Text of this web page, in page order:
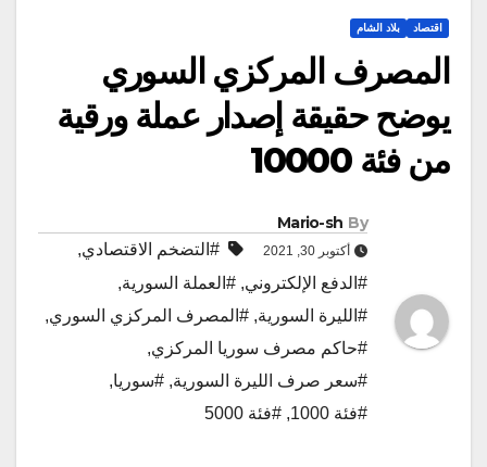
اقتصاد بلاد الشام
المصرف المركزي السوري
يوضح حقيقة إصدار عملة ورقية
من فئة 10000
By
Mario-sh
أكتوبر 30, 2021 #التضخم الاقتصادي,
#الدفع الإلكتروني, #العملة السورية,
#الليرة السورية, #المصرف المركزي السوري,
#حاكم مصرف سوريا المركزي,
#سعر صرف الليرة السورية, #سوريا,
#فئة 1000
, #فئة 5000